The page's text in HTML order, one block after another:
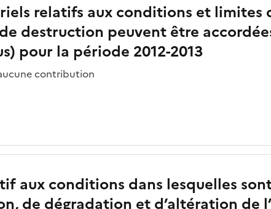
relatifs aux conditions et limites
destruction peuvent être
pour la période 2012-2013
contribution
aux conditions dans lesquelles
de dégradation et d’altération de